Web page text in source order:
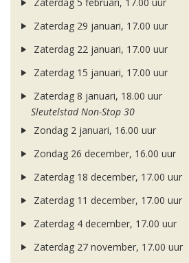
Zaterdag 5 februari, 17.00 uur
Zaterdag 29 januari, 17.00 uur
Zaterdag 22 januari, 17.00 uur
Zaterdag 15 januari, 17.00 uur
Zaterdag 8 januari, 18.00 uur
Sleutelstad Non-Stop 30
Zondag 2 januari, 16.00 uur
Zondag 26 december, 16.00 uur
Zaterdag 18 december, 17.00 uur
Zaterdag 11 december, 17.00 uur
Zaterdag 4 december, 17.00 uur
Zaterdag 27 november, 17.00 uur